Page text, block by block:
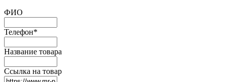
ФИО
Телефон*
Название товара
Ссылка на товар